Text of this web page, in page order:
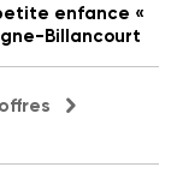
enfance «
Billancourt